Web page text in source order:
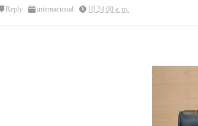
Reply internacional 10:24:00 a. m.